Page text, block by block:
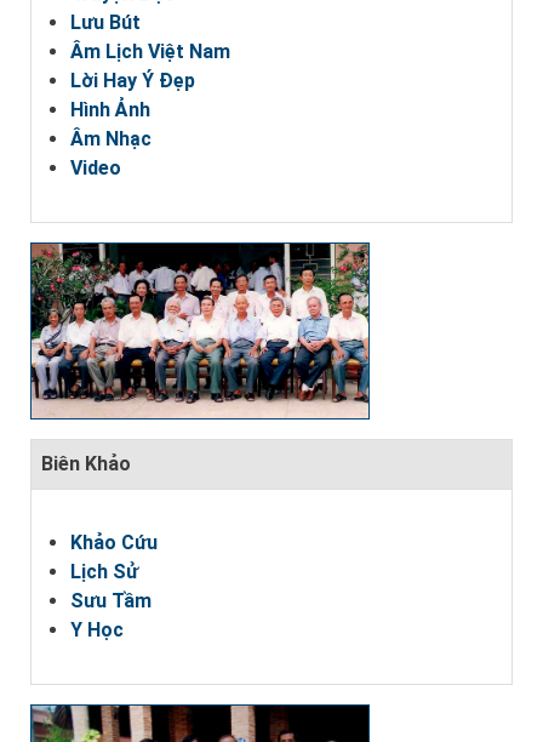
Lưu Bút
Âm Lịch Việt Nam
Lời Hay Ý Đẹp
Hình Ảnh
Âm Nhạc
Video
Biên Khảo
Khảo Cứu
Lịch Sử
Sưu Tầm
Y Học